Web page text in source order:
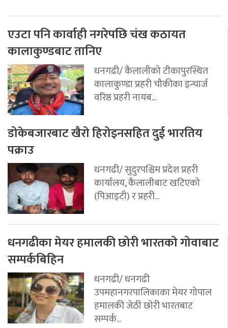
एउटा पनि कार्वाही नगरेपछि चंख कठायत
कालाकुण्डबाट तानिए
धनगढी/ कैलालीको टीकापुरस्थित
कालाकुण्डा प्रहरी चौकीका इन्चार्ज
वरिष्ठ प्रहरी नायब...
डोकेबजारबाट खैरो हिरोइनसहित दुई भारतिय
पक्राउ
धनगढी/ सुदुरपश्चिम प्रदेश प्रहरी
कार्यालय, कैलालीबाट खटिएको
(पिआइटी) र प्रहरी...
धनगढीका मेयर हमालकी छोरी भारतको गोवाबाट
सम्पर्कबिहिन
धनगढी/ धनगढी
उपमहानगरपालिकाका मेयर गोपाल
हमालकी जेठी छोरी भारतबाट
सम्पर्क...